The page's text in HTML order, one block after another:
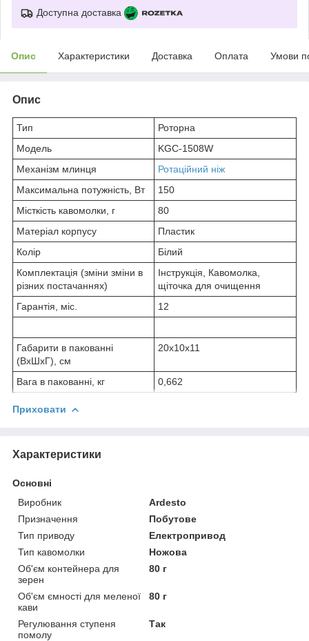
Доступна доставка
Опис Характеристики Доставка Оплата Умови
Опис
Тип
Роторна
Модель
KGC-1508W
Механізм млинця
Ротаційний ніж
Максимальна потужність, Вт
150
Місткість кавомолки, г
80
Матеріал корпусу
Пластик
Колір
Білий
Комплектація (зміни зміни в
різних постачаннях)
Інструкція, Кавомолка,
щіточка для очищення
Гарантія, міс.
12
Габарити в пакованні
(ВхШхГ), см
20x10x11
Вага в пакованні, кг 0,662
Приховати
Характеристики
Основні
Виробник
Ardesto
Призначення
Побутове
Тип приводу
Електропривод
Тип кавомолки
Ножова
Об'єм контейнера для
зерен
80 г
Об'єм ємності для меленої
кави
80 г
Регулювання ступеня
помолу
Так